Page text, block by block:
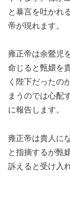
と暴言を吐かれ
帝が現れます。
雍正帝は余鶯児
命じると甄嬛を
く陛下だったの
まうのでは心配
に報告します。
雍正帝は貴人に
と指摘するが甄
訴えると受け入